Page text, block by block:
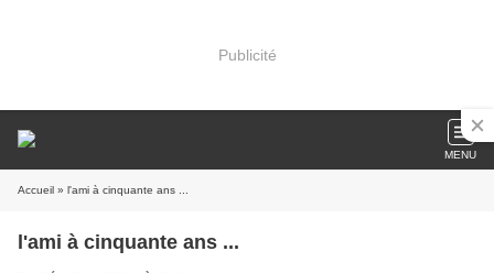
Publicité
MENU
Accueil » l'ami à cinquante ans ...
l'ami à cinquante ans ...